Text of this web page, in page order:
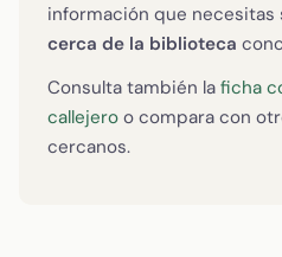
información que necesitas
cerca de la biblioteca
Consulta también la ficha
callejero o compara con
cercanos.